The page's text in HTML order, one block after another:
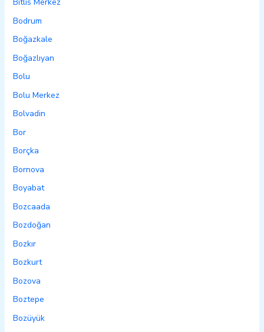
Bodrum
Boğazkale
Boğazlıyan
Bolu
Bolu Merkez
Bolvadin
Bor
Borçka
Bornova
Boyabat
Bozcaada
Bozdoğan
Bozkır
Bozkurt
Bozova
Boztepe
Bozüyük